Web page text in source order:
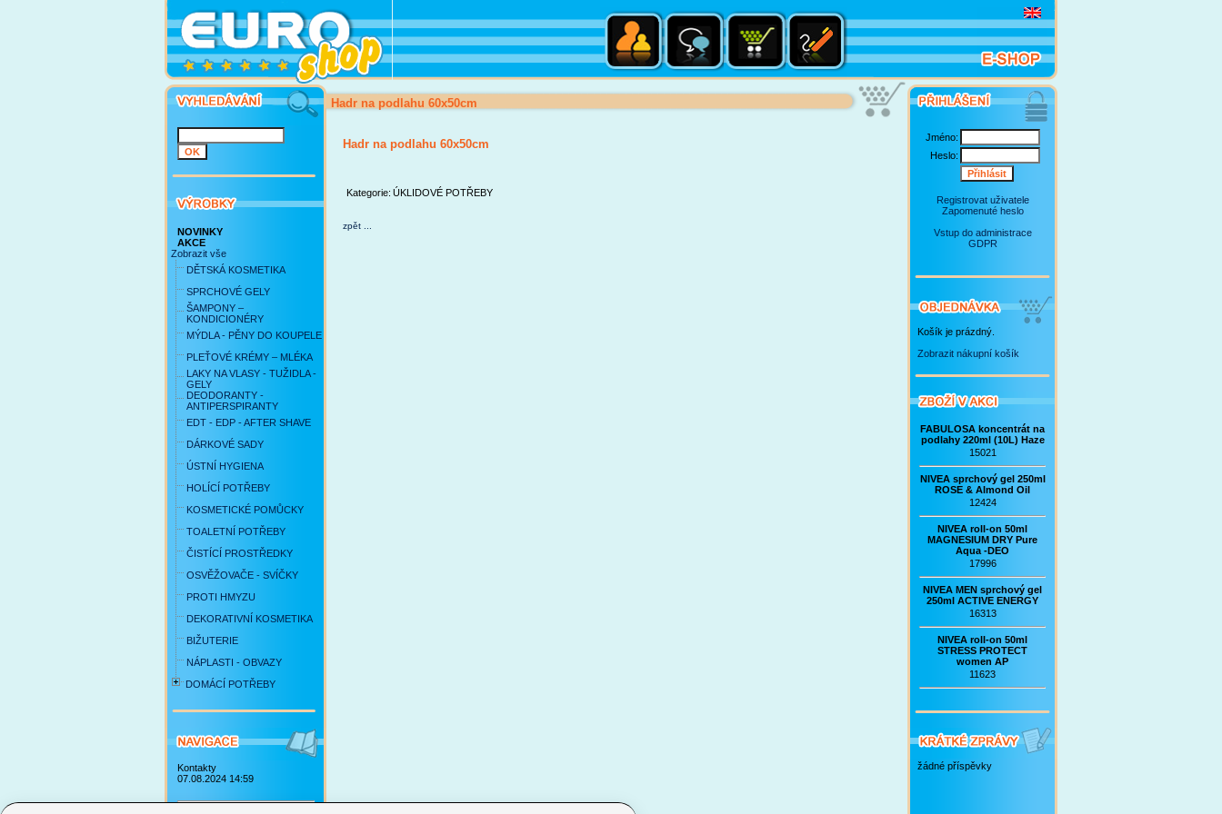
NOVINKY
AKCE
Zobrazit vše
DĚTSKÁ KOSMETIKA
SPRCHOVÉ GELY
ŠAMPONY –
KONDICIONÉRY
MÝDLA - PĚNY DO KOUPELE
PLEŤOVÉ KRÉMY – MLÉKA
LAKY NA VLASY - TUŽIDLA -
GELY
DEODORANTY -
ANTIPERSPIRANTY
EDT - EDP - AFTER SHAVE
DÁRKOVÉ SADY
ÚSTNÍ HYGIENA
HOLÍCÍ POTŘEBY
KOSMETICKÉ POMŮCKY
TOALETNÍ POTŘEBY
ČISTÍCÍ PROSTŘEDKY
OSVĚŽOVAČE - SVÍČKY
PROTI HMYZU
DEKORATIVNÍ KOSMETIKA
BIŽUTERIE
NÁPLASTI - OBVAZY
DOMÁCÍ POTŘEBY
Kontakty
07.08.2024 14:59
Hadr na podlahu 60x50cm
Hadr na podlahu 60x50cm
Kategorie: ÚKLIDOVÉ POTŘEBY
zpět ...
Jméno:
Heslo:
Registrovat uživatele
Zapomenuté heslo
Vstup do administrace
GDPR
Košík je prázdný.
Zobrazit nákupní košík
FABULOSA koncentrát na
podlahy 220ml (10L) Haze
15021
NIVEA sprchový gel 250ml
ROSE & Almond Oil
12424
NIVEA roll-on 50ml
MAGNESIUM DRY Pure
Aqua -DEO
17996
NIVEA MEN sprchový gel
250ml ACTIVE ENERGY
16313
NIVEA roll-on 50ml
STRESS PROTECT
women AP
11623
žádné příspěvky